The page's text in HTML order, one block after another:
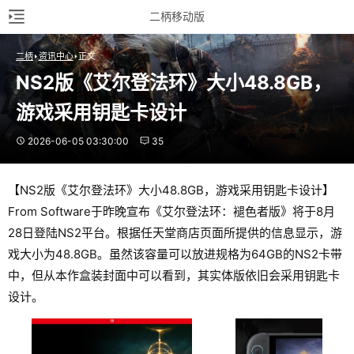
二柄移动版
二柄 资讯中心 正文
NS2版《艾尔登法环》大小48.8GB，
游戏采用钥匙卡设计
2026-06-05 03:30:00 35
【NS2版《艾尔登法环》大小48.8GB，游戏采用钥匙卡设计】
From Software于昨晚宣布《艾尔登法环：褪色者版》将于8月
28日登陆NS2平台。根据任天堂商店页面所提供的信息显示，游
戏大小为48.8GB。虽然该容量可以放进规格为64GB的NS2卡带
中，但从本作盒装封面中可以看到，其实体版依旧会采用钥匙卡
设计。